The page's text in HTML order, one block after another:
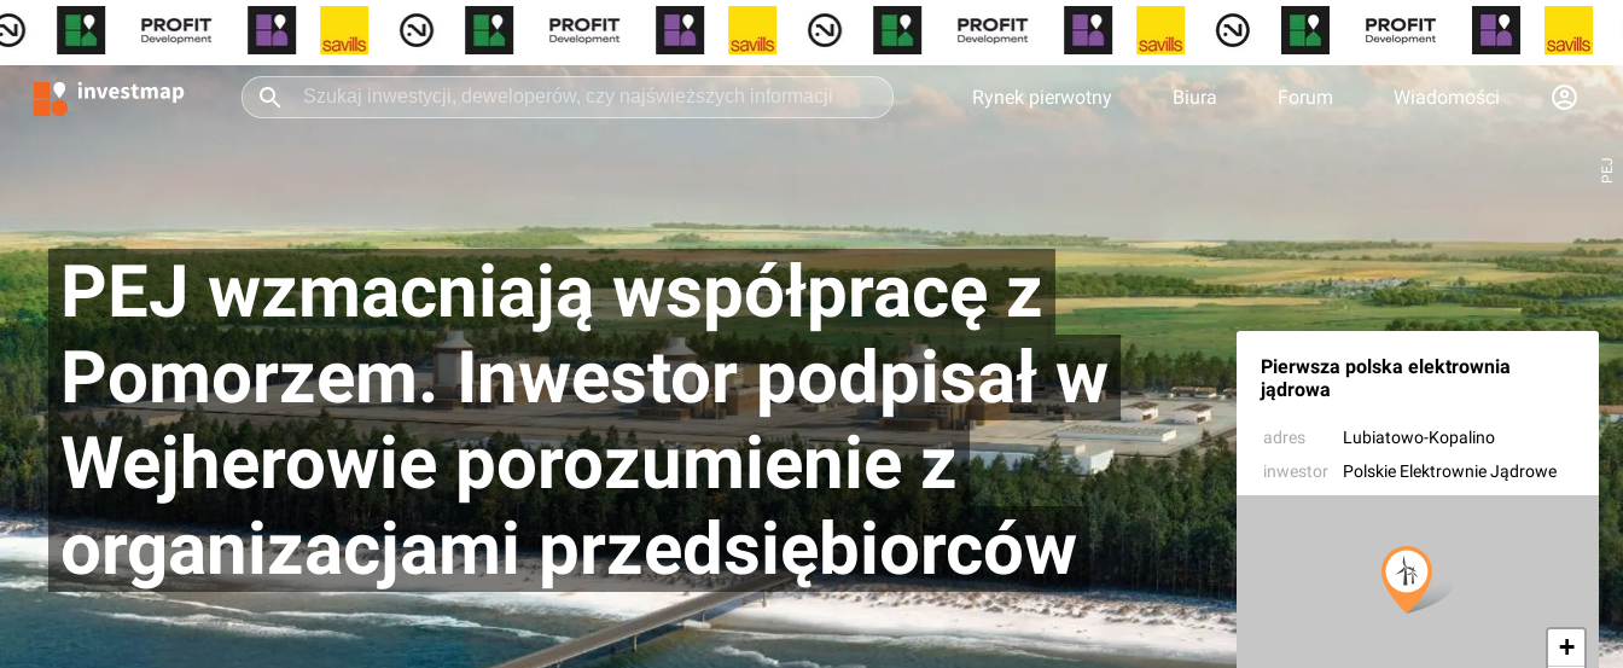
Rynek pierwotny Biura Forum Wiadomości
PEJ
PEJ wzmacniają współpracę z
Pomorzem. Inwestor podpisał w
Wejherowie porozumienie z
organizacjami przedsiębiorców
Pierwsza polska elektrownia
jądrowa
adres
Lubiatowo-Kopalino
inwestor
Polskie Elektrownie Jądrowe
+